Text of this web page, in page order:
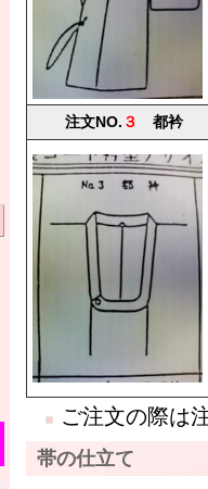
注文NO. ３ 都衿
ご注文の際は
帯の仕立て